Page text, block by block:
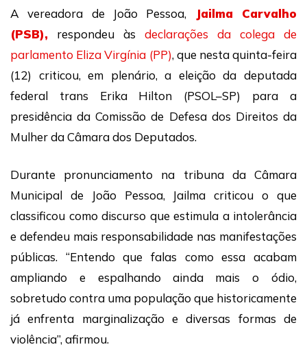
A vereadora de João Pessoa, Jailma Carvalho
(PSB), respondeu às declarações da colega de
parlamento Eliza Virgínia (PP), que nesta quinta-feira
(12) criticou, em plenário, a eleição da deputada
federal trans Erika Hilton (PSOL–SP) para a
presidência da Comissão de Defesa dos Direitos da
Mulher da Câmara dos Deputados.
Durante pronunciamento na tribuna da Câmara
Municipal de João Pessoa, Jailma criticou o que
classificou como discurso que estimula a intolerância
e defendeu mais responsabilidade nas manifestações
públicas. “Entendo que falas como essa acabam
ampliando e espalhando ainda mais o ódio,
sobretudo contra uma população que historicamente
já enfrenta marginalização e diversas formas de
violência”, afirmou.